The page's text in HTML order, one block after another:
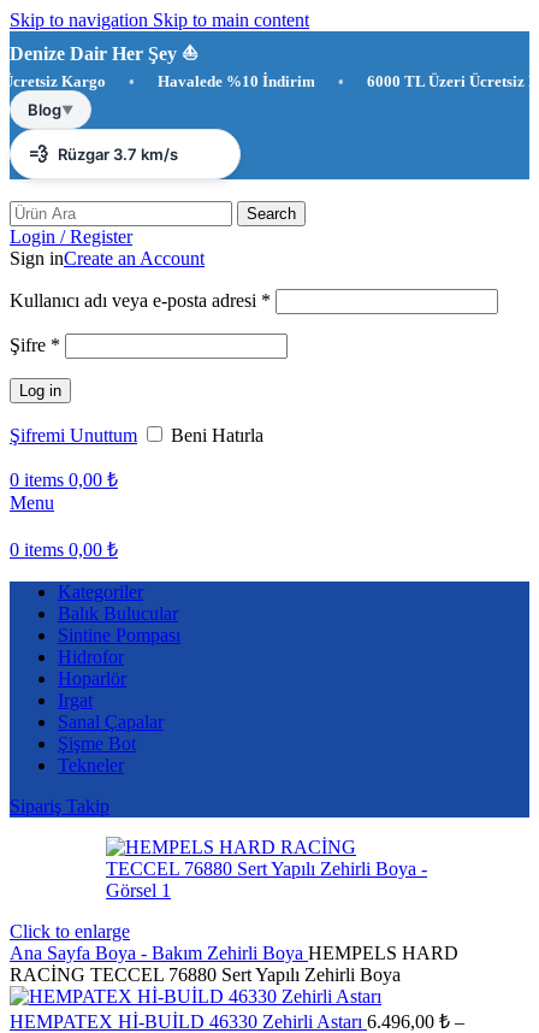
Skip to navigation Skip to main content
Denize Dair Her Şey ⛵️
Kargo • Havalede %10 İndirim • 6000 TL Üzeri Ücretsiz
Blog▼
☀️ Antalya 29°C
💨 Rüzgar 3.7 km/s
💧 Nem %75
Search
Login / Register
Sign inCreate an Account
Kullanıcı adı veya e-posta adresi *
Şifre *
Log in
Şifremi Unuttum Beni Hatırla
0 items 0,00 ₺
Menu
0 items 0,00 ₺
Kategoriler
Balık Bulucular
Sintine Pompası
Hidrofor
Hoparlör
Irgat
Sanal Çapalar
Şişme Bot
Tekneler
Sipariş Takip
Click to enlarge
Ana Sayfa Boya - Bakım Zehirli Boya HEMPELS HARD
RACİNG TECCEL 76880 Sert Yapılı Zehirli Boya
HEMPATEX Hİ-BUİLD 46330 Zehirli Astarı 6.496,00 ₺ –